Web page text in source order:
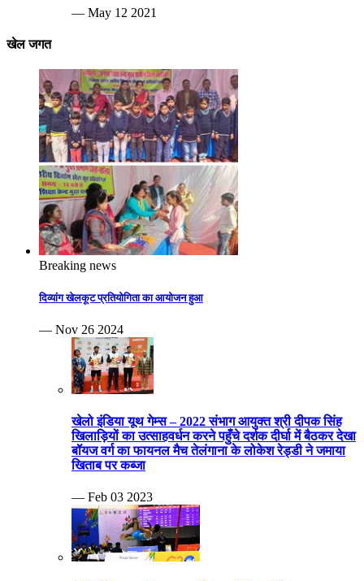
— May 12 2021
खेल जगत
Breaking news
दिव्यांग खेलकूट प्रतियोगिता का आयोजन हुआ
— Nov 26 2024
खेलो इंडिया यूथ गेम्स – 2022 संभाग आयुक्त श्री दीपक सिंह
खिलाड़ियों का उत्साहवर्धन करने पहुँचे दर्शक दीर्घा में बैठकर देखा
बॉयज वर्ग का फायनल मैच तेलंगाना के लोकेश रेड्डी ने जमाया
खिताब पर कब्जा
— Feb 03 2023